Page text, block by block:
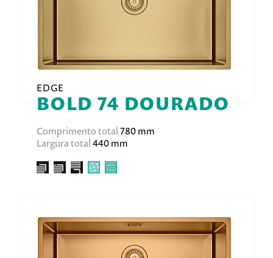
EDGE
BOLD 74 DOURADO
Comprimento total780 mm
Largura total440 mm